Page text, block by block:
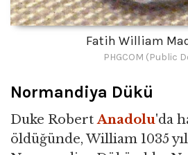
Fatih William
PHGCOM (Public
Normandiya Dükü
Duke RobertAnadolu'da
öldüğünde, William 1035